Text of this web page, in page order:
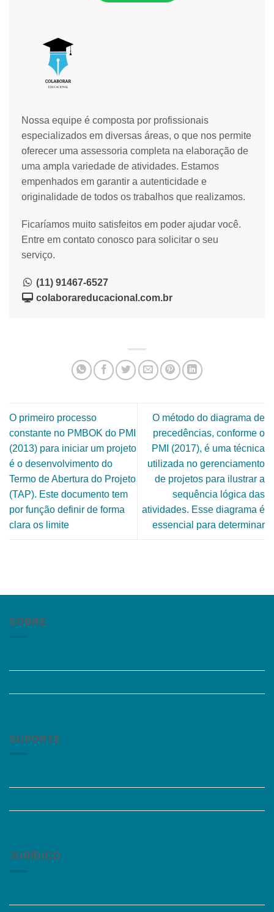
Nossa equipe é composta por profissionais
especializados em diversas áreas, o que nos permite
oferecer uma assessoria completa na elaboração de
uma ampla variedade de atividades. Estamos
empenhados em garantir a autenticidade e
originalidade de todos os trabalhos que realizamos.
Ficaríamos muito satisfeitos em poder ajudar você.
Entre em contato conosco para solicitar o seu
serviço.
(11) 91467-6527
colaborareducacional.com.br
O primeiro processo
constante no PMBOK do PMI
(2013) para iniciar um projeto
é o desenvolvimento do
Termo de Abertura do Projeto
(TAP). Este documento tem
por função definir de forma
clara os limite
O método do diagrama de
precedências, conforme o
PMI (2017), é uma técnica
utilizada no gerenciamento
de projetos para ilustrar a
sequência lógica das
atividades. Esse diagrama é
essencial para determinar
SOBRE
SUPORTE
JURÍDICO